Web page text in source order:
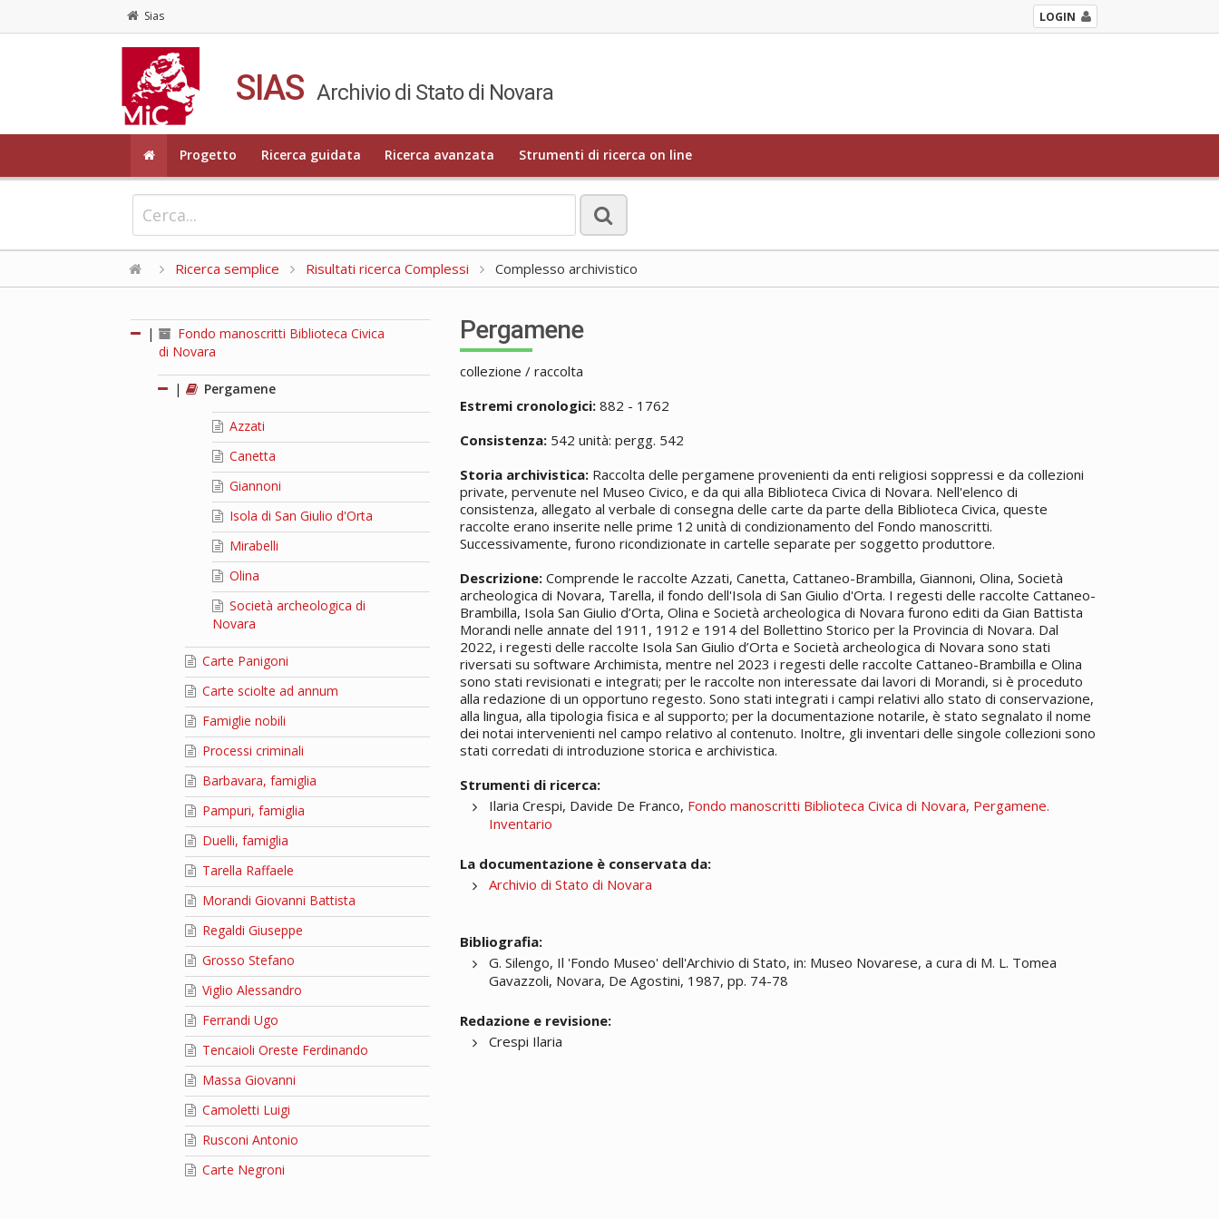
Sias LOGIN
SIAS Archivio di Stato di Novara
Progetto Ricerca guidata Ricerca avanzata Strumenti di ricerca on line
Ricerca semplice Risultati ricerca Complessi Complesso archivistico
|
Fondo manoscritti Biblioteca Civica
di Novara
| Pergamene
Azzati
Canetta
Giannoni
Isola di San Giulio d'Orta
Mirabelli
Olina
Società archeologica di
Novara
Carte Panigoni
Carte sciolte ad annum
Famiglie nobili
Processi criminali
Barbavara, famiglia
Pampuri, famiglia
Duelli, famiglia
Tarella Raffaele
Morandi Giovanni Battista
Regaldi Giuseppe
Grosso Stefano
Viglio Alessandro
Ferrandi Ugo
Tencaioli Oreste Ferdinando
Massa Giovanni
Camoletti Luigi
Rusconi Antonio
Carte Negroni
Pergamene
collezione / raccolta
Estremi cronologici: 882 - 1762
Consistenza: 542 unità: pergg. 542
Storia archivistica: Raccolta delle pergamene provenienti da enti religiosi soppressi e da collezioni
private, pervenute nel Museo Civico, e da qui alla Biblioteca Civica di Novara. Nell'elenco di
consistenza, allegato al verbale di consegna delle carte da parte della Biblioteca Civica, queste
raccolte erano inserite nelle prime 12 unità di condizionamento del Fondomanoscritti.
Successivamente, furono ricondizionate in cartelle separate per soggetto produttore.
Descrizione: Comprende le raccolte Azzati, Canetta, Cattaneo-Brambilla, Giannoni, Olina, Società
archeologica di Novara, Tarella, il fondo dell'Isola di San Giulio d'Orta. I regesti delle raccolte Cattaneo-
Brambilla, Isola San Giulio d’Orta, Olina e Società archeologica di Novara furono editi da Gian Battista
Morandi nelle annate del 1911, 1912 e 1914 del Bollettino Storico per la Provincia di Novara. Dal
2022, i regesti delle raccolte Isola San Giulio d’Orta e Società archeologica di Novara sono stati
riversati su software Archimista, mentre nel 2023 i regesti delle raccolte Cattaneo-Brambilla e Olina
sono stati revisionati e integrati; per le raccolte non interessate dai lavori di Morandi, si è proceduto
alla redazione di un opportuno regesto. Sono stati integrati i campi relativi allo stato di conservazione,
alla lingua, alla tipologia fisica e al supporto; per la documentazione notarile, è stato segnalato il nome
dei notai intervenienti nel campo relativo al contenuto. Inoltre, gli inventari delle singole collezioni sono
stati corredati di introduzione storica e archivistica.
Strumenti di ricerca:
Ilaria Crespi, Davide De Franco, Fondo manoscritti Biblioteca Civica di Novara, Pergamene.
Inventario
La documentazione è conservata da:
Archivio di Stato di Novara
Bibliografia:
G. Silengo, Il 'Fondo Museo' dell'Archivio di Stato, in: Museo Novarese, a cura di M. L. Tomea
Gavazzoli, Novara, De Agostini, 1987, pp. 74-78
Redazione e revisione:
Crespi Ilaria